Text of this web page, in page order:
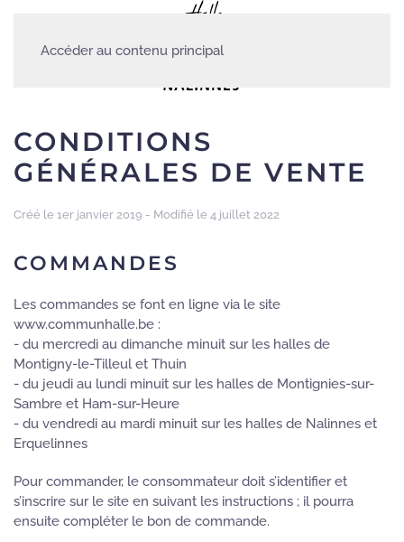
Accéder au contenu principal
CONDITIONS
GÉNÉRALES DE VENTE
Créé le 1er janvier 2019 - Modifié le 4 juillet 2022
COMMANDES
Les commandes se font en ligne via le site
www.communhalle.be :
- du mercredi au dimanche minuit sur les halles de
Montigny-le-Tilleul et Thuin
- du jeudi au lundi minuit sur les halles de Montignies-sur-
Sambre et Ham-sur-Heure
- du vendredi au mardi minuit sur les halles de Nalinnes et
Erquelinnes
Pour commander, le consommateur doit s’identifier et
s’inscrire sur le site en suivant les instructions ; il pourra
ensuite compléter le bon de commande.